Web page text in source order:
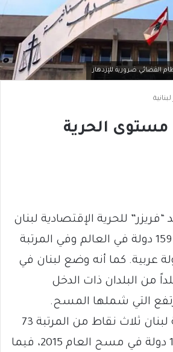
القضائي ضرورية للإزدهار
لبنانية
مستوى الحرية
للحرية الإقتصادية لبنان
في المرتبة 76 بين 159 دولة في العالم وفي المرتبة
بين 16 دولة عربية. كما أنه وضع لبنان في
17 بين 39 بلداً من البلدان ذات الدخل
التي شملها المسح.
وقد تراجعت مرتبة لبنان ثلاث نقاط من المرتبة 73
التي إحتلها بين 157 دولة في مسح العام 2015، فيما